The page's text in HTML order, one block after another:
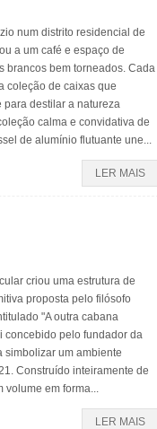
num distrito residencial de
a um café e espaço de
brancos bem torneados. Cada
coleção de caixas que
para destilar a natureza
calma e convidativa de
de alumínio flutuante une...
LER MAIS
criou uma estrutura de
proposta pelo filósofo
"A outra cabana
concebido pelo fundador da
simbolizar um ambiente
Construído inteiramente de
volume em forma...
LER MAIS